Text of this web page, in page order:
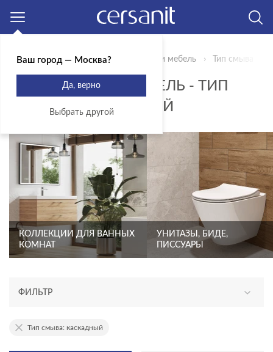
Главная Продукты Сантехника и мебель Тип смыва -
САНТЕХНИКА И МЕБЕЛЬ - ТИП
СМЫВА - КАСКАДНЫЙ
КОЛЛЕКЦИИ ДЛЯ ВАННЫХ
КОМНАТ
УНИТАЗЫ, БИДЕ,
ПИССУАРЫ
ФИЛЬТР
АССОРТИМЕНТ
Тип смыва: каскадный
Ваш город — Москва?
Да, верно
Выбрать другой